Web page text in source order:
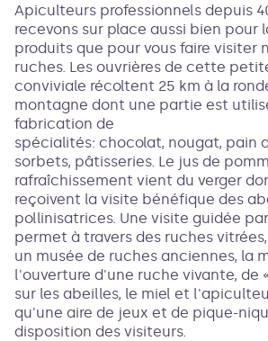
Apiculteurs professionnels depuis
recevons sur place aussi bien pour
produits que pour vous faire visiter
ruches. Les ouvrières de cette
conviviale récoltent 25 km à la
montagne dont une partie est
fabrication de
spécialités: chocolat, nougat, pain
sorbets, pâtisseries. Le jus de
rafraîchissement vient du verger
reçoivent la visite bénéfique des
pollinisatrices. Une visite guidée
permet à travers des ruches
un musée de ruches anciennes, la
l'ouverture d'une ruche vivante, de
sur les abeilles, le miel et
qu'une aire de jeux et de pique-
disposition des visiteurs.